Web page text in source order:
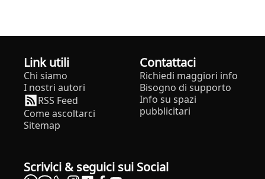
Link utili
Chi siamo
I nostri autori
RSS Feed
Come ascoltarci
Sitemap
Contattaci
Richiedi maggiori info
Bisogno di supporto
Info su spazi
pubblicitari
Scrivici & seguici sui Social